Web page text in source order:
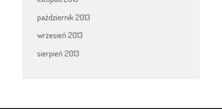
październik 2013
wrzesień 2013
sierpień 2013